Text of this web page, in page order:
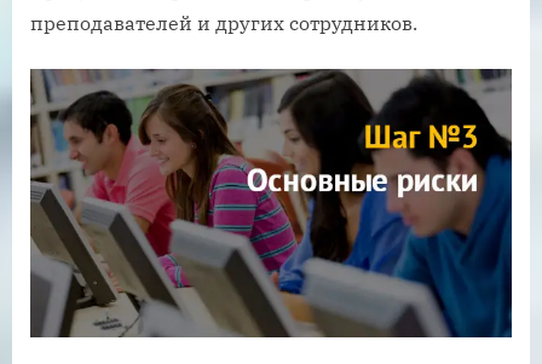
преподавателей и других сотрудников.